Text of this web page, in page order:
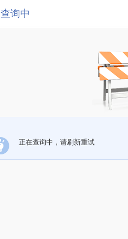
询中
正在查询中，请刷新重试